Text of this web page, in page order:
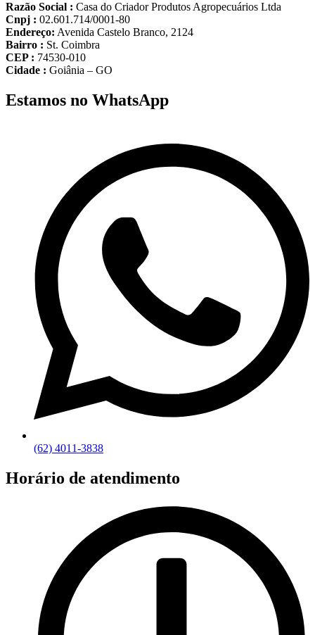
Razão Social : Casa do Criador Produtos Agropecuários Ltda
Cnpj : 02.601.714/0001-80
Endereço: Avenida Castelo Branco, 2124
Bairro : St. Coimbra
CEP : 74530-010
Cidade : Goiânia – GO
Estamos no WhatsApp
(62) 4011-3838
Horário de atendimento